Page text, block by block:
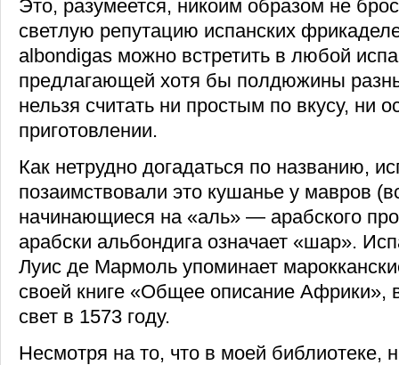
Это, разумеется, никоим образом не
светлую репутацию испанских
albondigas можно встретить в любой
предлагающей хотя бы полдюжины
нельзя считать ни простым по вкусу, ни
приготовлении.
Как нетрудно догадаться по названию,
позаимствовали это кушанье у мавров
начинающиеся на «аль» — арабского
арабски альбондига означает «шар».
Луис де Мармоль упоминает
своей книге «Общее описание Африки»,
свет в 1573 году.
Несмотря на то, что в моей библиотеке,